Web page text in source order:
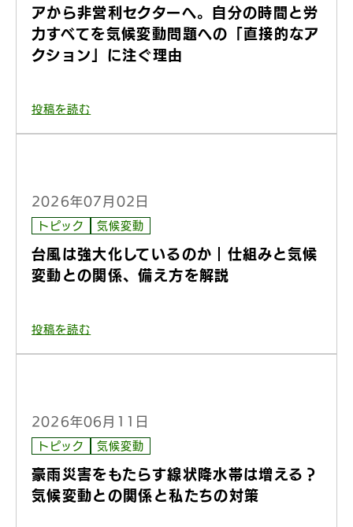
アから非営利セクターへ。自分の時間と労
力すべてを気候変動問題への「直接的なア
クション」に注ぐ理由
投稿を読む
2026年07月02日
トピック 気候変動
台風は強大化しているのか｜仕組みと気候
変動との関係、備え方を解説
投稿を読む
2026年06月11日
トピック 気候変動
豪雨災害をもたらす線状降水帯は増える？
気候変動との関係と私たちの対策